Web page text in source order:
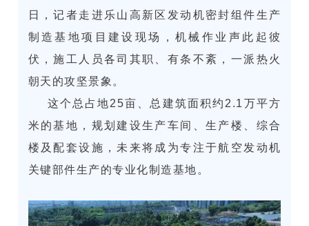
日，记者走进乐山高新区发动机密封组件生产
制造基地项目建设现场，机械作业声此起彼
伏，施工人员各司其职、有条不紊，一派热火
朝天的攻坚景象。
这个总占地25亩、总建筑面积约2.1万平方
米的基地，规划建设生产车间、生产楼、综合
楼及配套设施，未来将成为专注于航空发动机
关键部件生产的专业化制造基地。